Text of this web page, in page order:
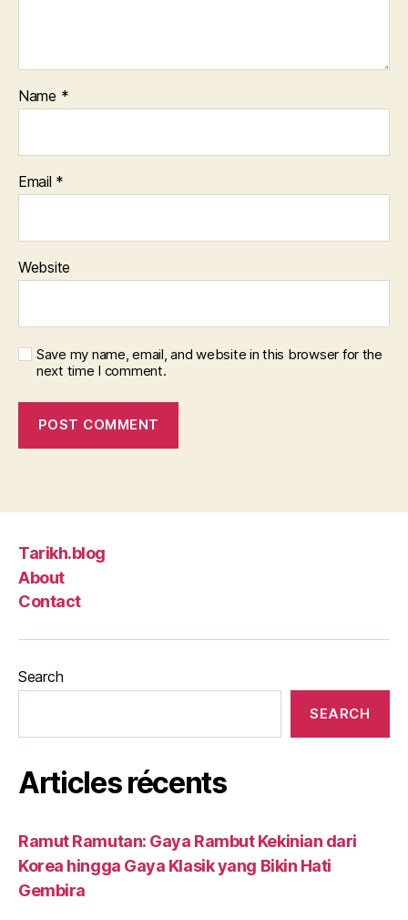
Name *
Email *
Website
Save my name, email, and website in this browser for the
next time I comment.
Tarikh.blog
About
Contact
Search
SEARCH
Articles récents
Ramut Ramutan: Gaya Rambut Kekinian dari
Korea hingga Gaya Klasik yang Bikin Hati
Gembira